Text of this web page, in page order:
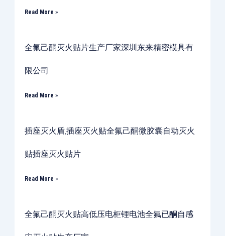
Read More »
全氟己酮灭火贴片生产厂家深圳东来精密模具有
限公司
Read More »
插座灭火盾,插座灭火贴全氟己酮微胶囊自动灭火
贴插座灭火贴片
Read More »
全氟己酮灭火贴高低压电柜锂电池全氟已酮自感